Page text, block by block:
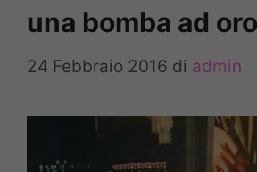
una bomba ad
24 Febbraio 2016 di admin